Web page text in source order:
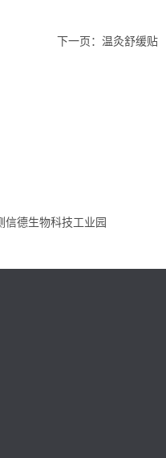
下一页： 温灸舒缓贴
信德生物科技工业园